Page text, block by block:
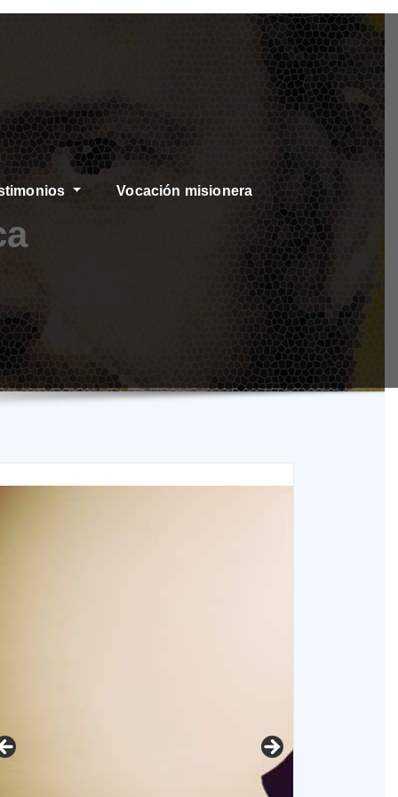
Vocación misionera